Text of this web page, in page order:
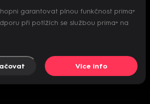
se inicializovat přehrávač
garantovat plnou funkčnost prima+
při potížích se službou prima+ na
Více info